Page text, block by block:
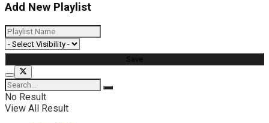
Add New Playlist
No Result
View All Result